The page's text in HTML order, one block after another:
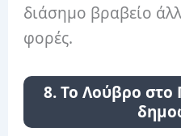
διάσημο βραβείο
φορές.
8. Το Λούβρο στο